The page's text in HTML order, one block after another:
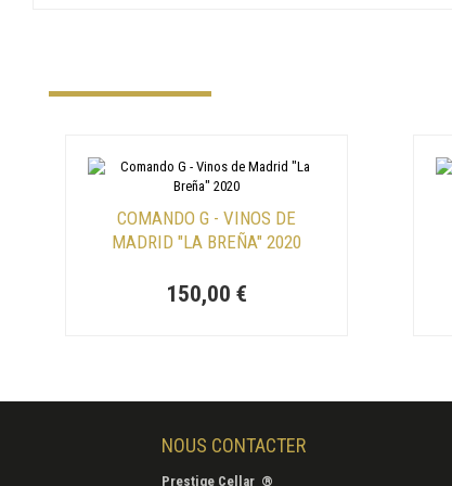
COMANDO G - VINOS DE
MADRID "LA BREÑA" 2020
150,00 €
NOUS CONTACTER
Prestige Cellar ®